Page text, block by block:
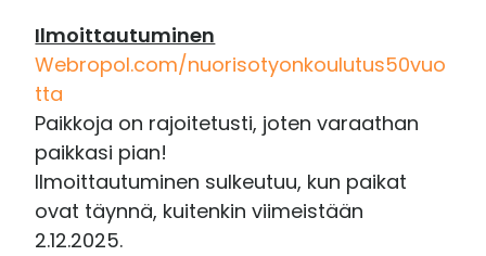
Ilmoittautuminen
Webropol.com/nuorisotyonkoulutus50vuo
tta
Paikkoja on rajoitetusti, joten varaathan
paikkasi pian!
Ilmoittautuminen sulkeutuu, kun paikat
ovat täynnä, kuitenkin viimeistään
2.12.2025.